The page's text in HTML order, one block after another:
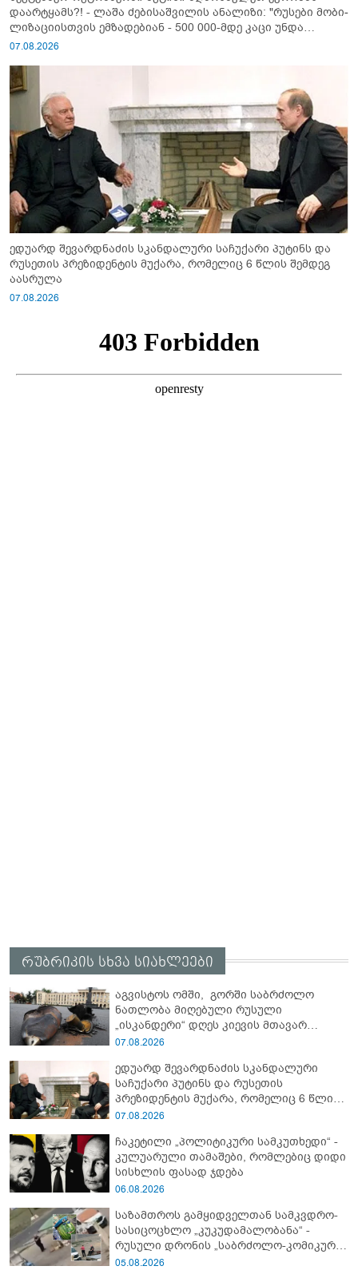
დაარტყამს?! - ლაშა ძებისაშვილის ანალიზი: "რუსები მობი­
ლიზაციისთვის ემზადებიან - 500 000-მდე კაცი უნდა
გაიწვიონ ომში"
07.08.2026
ედუარდ შევარდნაძის სკანდალური საჩუქარი პუტინს და
რუსეთის პრეზიდენტის მუქარა, რომელიც 6 წლის შემდეგ
აასრულა
07.08.2026
რუბრიკის სხვა სიახლეები
აგვისტოს ომში, გორში საბრძოლო
ნათლობა მიღებული რუსული
„ისკანდერი“ დღეს კიევის მთავარ
კოშმარად იქცა
07.08.2026
ედუარდ შევარდნაძის სკანდალური
საჩუქარი პუტინს და რუსეთის
პრეზიდენტის მუქარა, რომელიც 6 წლის
შემდეგ აასრულა
07.08.2026
ჩაკეტილი „პოლიტიკური სამკუთხედი“ -
კულუარული თამაშები, რომლებიც დიდი
სისხლის ფასად ჯდება
06.08.2026
საზამთროს გამყიდველთან სამკვდრო-
სასიცოცხლო „კუკუდამალობანა“ -
რუსული დრონის „საბრძოლო-კომიკური“
ვიდეო
05.08.2026